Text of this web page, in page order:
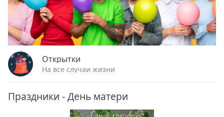
Открытки
На все случаи жизни
Праздники - День матери